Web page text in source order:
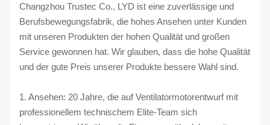
Changzhou Trustec Co., LYD ist eine zuverlässige und
Berufsbewegungsfabrik, die hohes Ansehen unter Kunden
mit unseren Produkten der hohen Qualität und großen
Service gewonnen hat. Wir glauben, dass die hohe Qualität
und der gute Preis unserer Produkte bessere Wahl sind.
1. Ansehen: 20 Jahre, die auf Ventilatormotorentwurf mit
professionellem technischem Elite-Team sich